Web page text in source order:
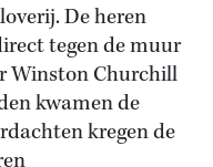
De heren
tegen de muur
Winston Churchill
kwamen de
kregen de